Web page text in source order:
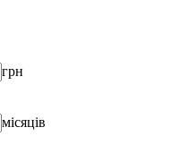
грн
місяців